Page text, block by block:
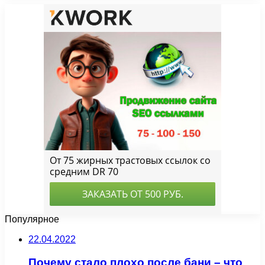
Популярное
22.04.2022
Почему стало плохо после бани – что